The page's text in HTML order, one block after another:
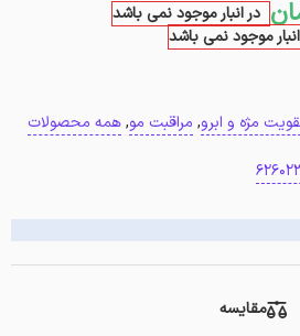
در انبار موجود نمی باشد
موجود نمی باشد
مژه و ابرو, مراقبت مو,همه محصولات
مقایسه